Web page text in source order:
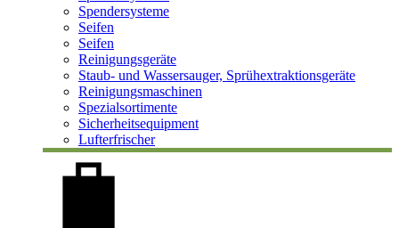
Spendersysteme
Seifen
Seifen
Reinigungsgeräte
Staub- und Wassersauger, Sprühextraktionsgeräte
Reinigungsmaschinen
Spezialsortimente
Sicherheitsequipment
Lufterfrischer